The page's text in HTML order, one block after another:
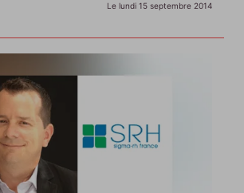
Le lundi 15 septembre 2014